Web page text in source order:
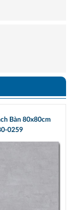
Bàn 80x80cm
0259